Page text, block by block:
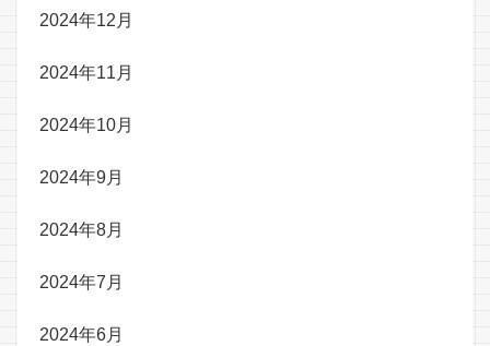
2024年12月
2024年11月
2024年10月
2024年9月
2024年8月
2024年7月
2024年6月